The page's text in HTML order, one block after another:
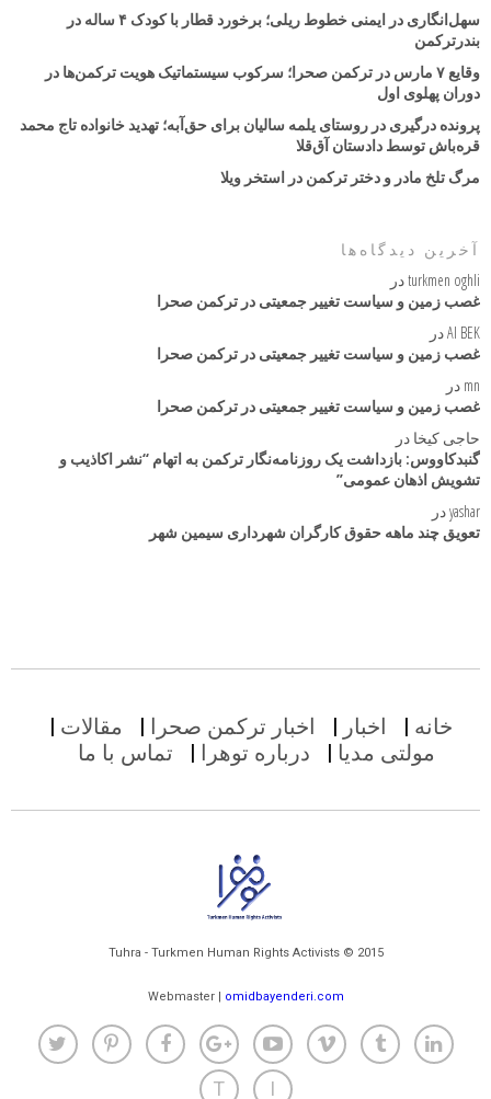
سهل‌انگاری در ایمنی خطوط ریلی؛ برخورد قطار با کودک ۴ ساله در
بندرترکمن
وقایع ۷ مارس در ترکمن صحرا؛ سرکوب سیستماتیک هویت ترکمن‌ها در
دوران پهلوی اول
پرونده درگیری در روستای یلمه سالیان برای حق‌آبه؛ تهدید خانواده تاج محمد
قره‌باش توسط دادستان آق‌قلا
مرگ تلخ مادر و دختر ترکمن در استخر ویلا
آخرین دیدگاه‌ها
turkmen oghliدر
غصب زمین و سیاست تغییر جمعیتی در ترکمن صحرا
AI BEKدر
غصب زمین و سیاست تغییر جمعیتی در ترکمن صحرا
mn در
غصب زمین و سیاست تغییر جمعیتی در ترکمن صحرا
حاجی کیخا در
گنبدکاووس: بازداشت یک روزنامه‌نگار ترکمن به اتهام “نشر اکاذیب و
تشویش اذهان عمومی”
yasharدر
تعویق چند ماهه حقوق کارگران شهرداری سیمین شهر
خانه اخبار اخبار ترکمن صحرا
مقالات
مولتی مدیا
درباره توهرا تماس با ما
Tuhra - Turkmen Human Rights Activists © 2015
Webmaster | omidbayenderi.com
I
T